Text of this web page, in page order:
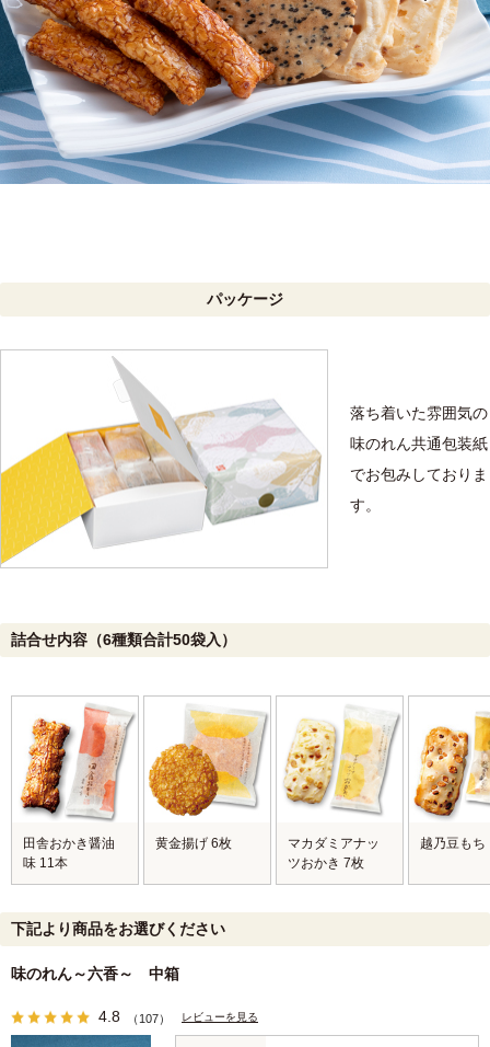
パッケージ
落ち着いた雰囲気の
味のれん共通包装紙
でお包みしておりま
す。
詰合せ内容（6種類合計50袋入）
田舎おかき醤油
味 11本
黄金揚げ 6枚
マカダミアナッ
ツおかき 7枚
越乃豆も
下記より商品をお選びください
味のれん～六香～ 中箱
4.8 （107） レビューを見る